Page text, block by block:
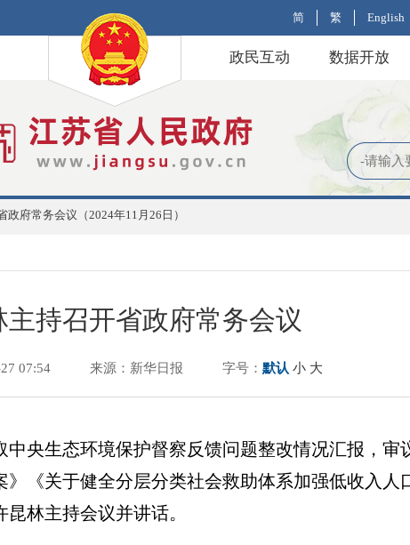
简 繁 English
政民互动 数据开放
政府常务会议（2024年11月26日）
主持召开省政府常务会议
07:54 来源：新华日报 字号： 默认 小 大
中央生态环境保护督察反馈问题整改情况汇报，审
《关于健全分层分类社会救助体系加强低收入人
林主持会议并讲话。